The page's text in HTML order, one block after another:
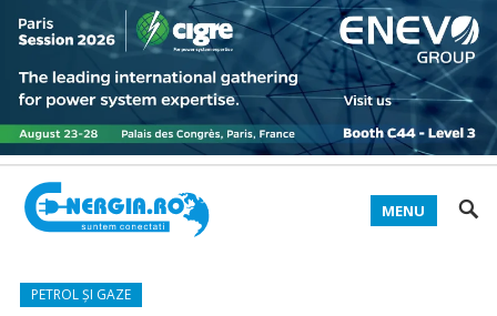
MENU
PETROL ȘI GAZE